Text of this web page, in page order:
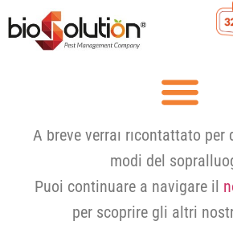
A breve verrai ricontattato per
modi del
Puoi continuare a navigare il
per scoprire gli altri